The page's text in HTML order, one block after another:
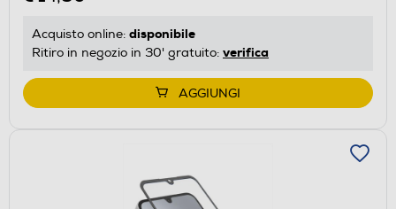
Acquisto online: disponibile
Ritiro in negozio in 30' gratuito: verifica
AGGIUNGI